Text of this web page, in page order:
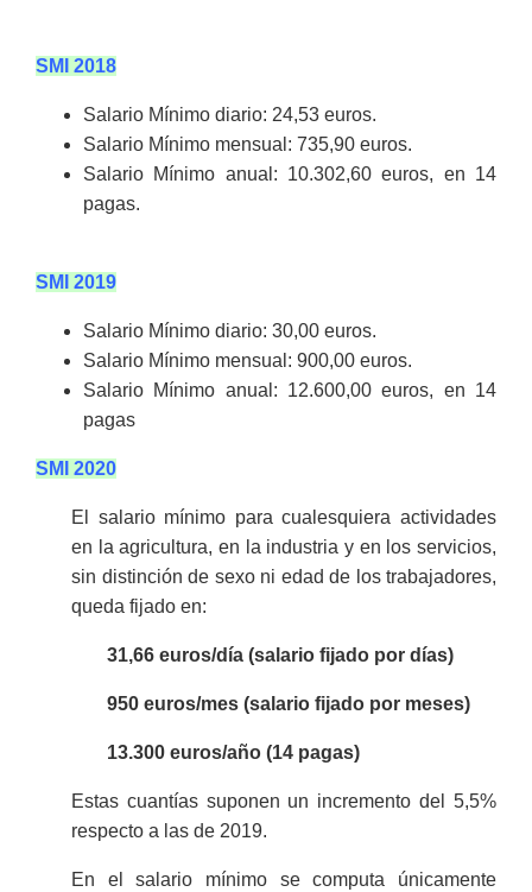
SMI 2018
Salario Mínimo diario: 24,53 euros.
Salario Mínimo mensual: 735,90 euros.
Salario Mínimo anual: 10.302,60 euros, en 14
pagas.
SMI 2019
Salario Mínimo diario: 30,00 euros.
Salario Mínimo mensual: 900,00 euros.
Salario Mínimo anual: 12.600,00 euros, en 14
pagas
SMI 2020
El salario mínimo para cualesquiera actividades
en la agricultura, en la industria y en los servicios,
sin distinción de sexo ni edad de los trabajadores,
queda fijado en:
31,66 euros/día (salario fijado por días)
950 euros/mes (salario fijado por meses)
13.300 euros/año (14 pagas)
Estas cuantías suponen un incremento del 5,5%
respecto a las de 2019.
En el salario mínimo se computa únicamente